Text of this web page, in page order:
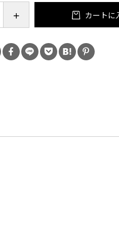
㎝）1個・・・約10g
あれば、セット内のお箸2膳
き漆が可能です。
なったら堤淺吉漆店オフィ
漆50ｇ・耐水ペーパー＃
カートに